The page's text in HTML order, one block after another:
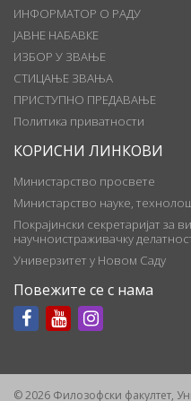
ИНФОРМАТОР О РАДУ
ЈАВНЕ НАБАВКЕ
ИЗБОР У ЗВАЊЕ
СТИЦАЊЕ ЗВАЊА
ПРИСТУПНО ПРЕДАВАЊЕ
Политика приватности
КОРИСНИ ЛИНКОВИ
Министарство просвете
Министарство науке,
Покрајински секретаријат за
научноистраживачку
Универзитет у Новом Саду
Повежите се с нама
© 2026 Филозофски факултет,